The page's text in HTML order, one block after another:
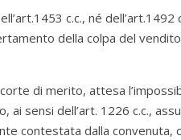
c.c., né dell’art.1492
della colpa del
di merito, attesa
sensi dell’art. 1226 c.c.,
contestata dalla convenuta,